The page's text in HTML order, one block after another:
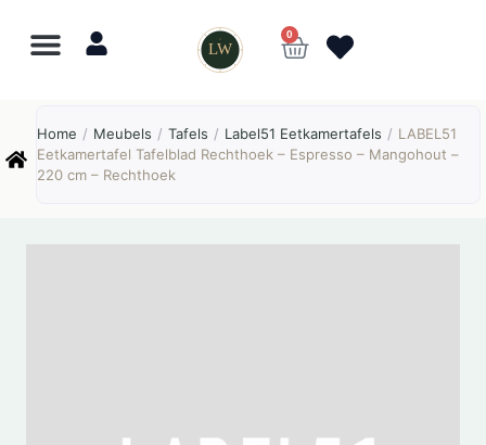
LW
0
Home / Meubels / Tafels / Label51 Eetkamertafels / LABEL51
Eetkamertafel Tafelblad Rechthoek – Espresso – Mangohout –
220 cm – Rechthoek